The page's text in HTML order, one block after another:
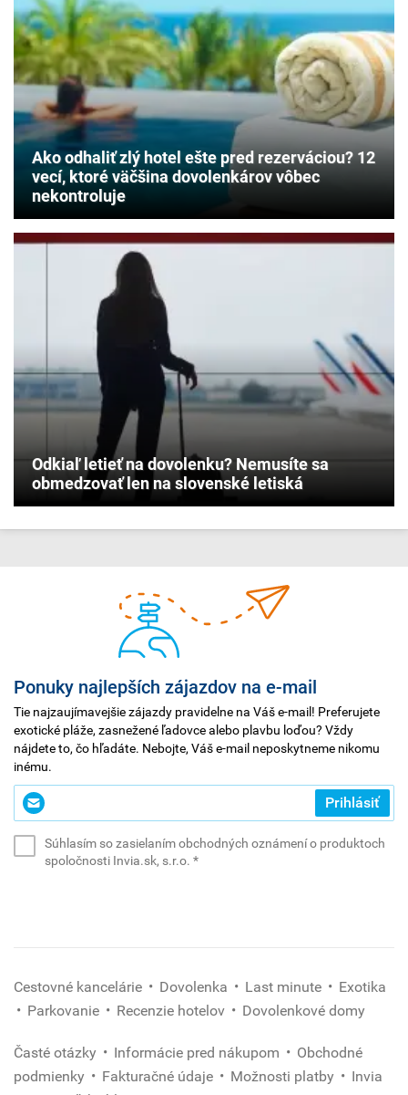
Ako odhaliť zlý hotel ešte pred rezerváciou? 12
vecí, ktoré väčšina dovolenkárov vôbec
nekontroluje
Odkiaľ letieť na dovolenku? Nemusíte sa
obmedzovať len na slovenské letiská
Ponuky najlepších zájazdov na e-mail
Tie najzaujímavejšie zájazdy pravidelne na Váš e-mail! Preferujete
exotické pláže, zasnežené ľadovce alebo plavbu loďou? Vždy
nájdete to, čo hľadáte. Nebojte, Váš e-mail neposkytneme nikomu
inému.
Zadajte
svoj
Prihlásiť
Súhlasím so zasielaním obchodných oznámení o produktoch
spoločnosti Invia.sk, s.r.o. *(povinné)
Cestovné kancelárie Dovolenka Last minute
Exotika
Parkovanie
Recenzie hotelov Dovolenkové domy
Časté otázky Informácie pred nákupom
Obchodné
podmienky
Fakturačné údaje Možnosti platby
Invia